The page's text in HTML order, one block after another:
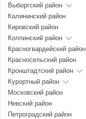
Выборгский район
Калининский район
Кировский район
Колпинский район
Красногвардейский район
Красносельский район
Кронштадтский район
Курортный район
Московский район
Невский район
Петроградский район